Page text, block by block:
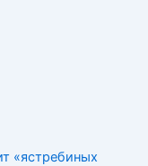
«ястребиных